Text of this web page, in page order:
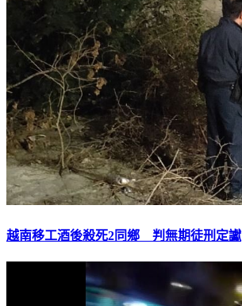
越南移工酒後殺死2同鄉 判無期徒刑定讞